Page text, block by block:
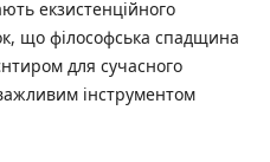
екзистенційного
що філософська спадщина
для сучасного
інструментом